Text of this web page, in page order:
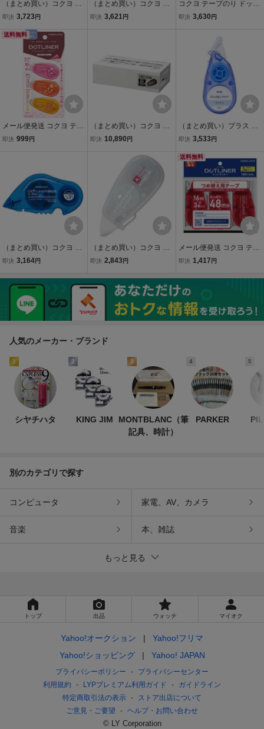
（まとめ買い）コクヨ ス
タンプのり ドットライナ
ープ 8.4mm×6.5m タ-D46
0-08N〔×10〕
即決 3,723 円
（まとめ買い）コクヨ ド
ットライナーホールド 詰
即決 3,621円
コクヨ テープのり ドット
ライナー しっかり貼る つ
400-08NX10
即決 3,630 円
送料無料
メール便発送 コクヨ テー
プのり ドットライナープ
即決 999円
（まとめ買い）コクヨ ド
ットライナー 強力に貼る
m 10個パック タ-D403-0
8X10〔×3〕
即決 10,890 円
（まとめ買い）プラス マ
ーカーテープ スタディラ
幅6mm×長さ5m ナミナミ
DC-100-4〔×10〕
即決 3,533 円
（まとめ買い）コクヨ ド
ットライナーロング 詰替
用替えテープ タ-D4400-1
0N 〔×5〕
即決 3,164円
（まとめ買い）コクヨ GO
OD TOOLS 修正テープ 使
幅×6m KGT-CTNT306W
〔×10〕
即決 2,843 円
送料無料
メール便発送 コクヨ テー
プのり ドットライナー強
プ8.4mm×16m 3個パック
タ-D403-08X3
即決 1,417 円
人気のメーカー・ブランド
1
シヤチハタ
2
KING JIM
3
MONTBLANC（筆
記具、時計）
4
PARKER
5
別のカテゴリで探す
コンピュータ 家電、AV、カメラ
音楽 本、雑誌
もっと見る
トップ 出品 ウォッチ マイオク
Yahoo!オークション
Yahoo!フリマ
Yahoo!ショッピング
Yahoo! JAPAN
プライバシーポリシー
プライバシーセンター
利用規約
LYPプレミアム利用ガイド
ガイドライン
特定商取引法の表示
ストア出店について
ご意見・ご要望
ヘルプ・お問い合わせ
© LY Corporation